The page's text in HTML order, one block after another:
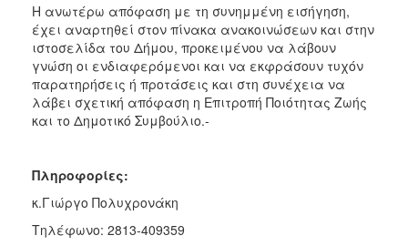
H ανωτέρω απόφαση με τη συνημμένη εισήγηση,
έχει αναρτηθεί στον πίνακα ανακοινώσεων και στην
ιστοσελίδα του Δήμου, προκειμένου να λάβουν
γνώση οι ενδιαφερόμενοι και να εκφράσουν τυχόν
παρατηρήσεις ή προτάσεις και στη συνέχεια να
λάβει σχετική απόφαση η Επιτροπή Ποιότητας Ζωής
και το Δημοτικό Συμβούλιο.-
Πληροφορίες:
κ.Γιώργο Πολυχρονάκη
Τηλέφωνο: 2813-409359